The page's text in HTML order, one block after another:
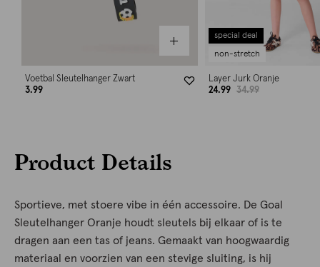
Voetbal Sleutelhanger Zwart
3.99
special deal
non-stretch
Layer Jurk Oranje
24.99
34.99
Product Details
Sportieve, met stoere vibe in één accessoire. De Goal
Sleutelhanger Oranje houdt sleutels bij elkaar of is te
dragen aan een tas of jeans. Gemaakt van hoogwaardig
materiaal en voorzien van een stevige sluiting, is hij